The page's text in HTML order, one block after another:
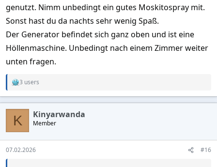
genutzt. Nimm unbedingt ein gutes Moskitospray mit.
Sonst hast du da nachts sehr wenig Spaß.
Der Generator befindet sich ganz oben und ist eine
Höllenmaschine. Unbedingt nach einem Zimmer weiter
unten fragen.
R
a
c
o
n
s
3 users
K Kinyarwanda
Member
07.02.2026 #16